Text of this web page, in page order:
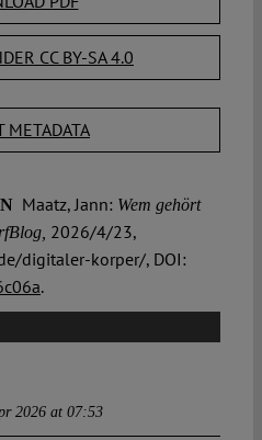
CC BY-SA 4.0
METADATA
Maatz, Jann: Wem gehört
2026/4/23,
digitaler-korper/, DOI:
.
2026 at 07:53